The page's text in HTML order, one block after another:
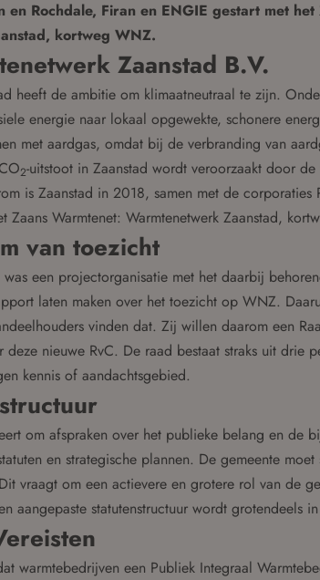
en Rochdale, Firan en ENGIE gestart met het
kortweg WNZ.
Zaanstad B.V.
heeft de ambitie om klimaatneutraal te zijn.
energie naar lokaal opgewekte, schonere
met aardgas, omdat bij de verbranding van
2-uitstoot in Zaanstad wordt veroorzaakt door
is Zaanstad in 2018, samen met de corporaties
Zaans Warmtenet: Warmtenetwerk Zaanstad,
van toezicht
een projectorganisatie met het daarbij
laten maken over het toezicht op WNZ.
vinden dat. Zij willen daarom een
nieuwe RvC. De raad bestaat straks uit drie
kennis of aandachtsgebied.
om afspraken over het publieke belang en de
en strategische plannen. De gemeente
vraagt om een actievere en grotere rol van de
aangepaste statutenstructuur wordt grotendeels
warmtebedrijven een Publiek Integraal